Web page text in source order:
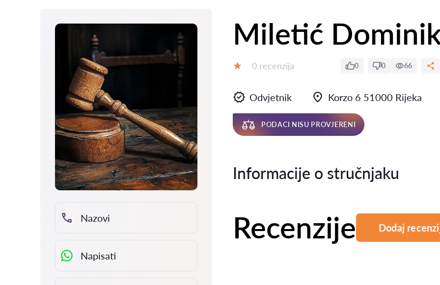
Nazovi
Napisati
Miletić
Recenzija:
0 recenzija 0 0 66
Odvjetnik Korzo 6 51000 Rijeka
PODACI NISU PROVJERENI
Informacije o stručnjaku
Recenzije Dodaj